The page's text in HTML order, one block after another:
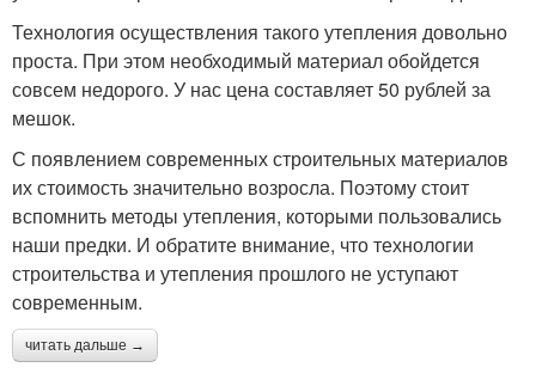
Технология осуществления такого утепления довольно
проста. При этом необходимый материал обойдется
совсем недорого. У нас цена составляет 50 рублей за
мешок.
С появлением современных строительных материалов
их стоимость значительно возросла. Поэтому стоит
вспомнить методы утепления, которыми пользовались
наши предки. И обратите внимание, что технологии
строительства и утепления прошлого не уступают
современным.
читать дальше →